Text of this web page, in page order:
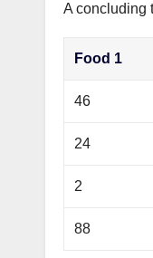
A concluding
Food 1
46
24
2
88